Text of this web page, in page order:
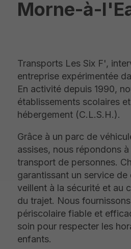
Morne-à-
Transports Les Six F',
entreprise expérimentée
En activité depuis 1990,
établissements scolaires
hébergement (C.L.S.H.).
Grâce à un parc de
assises, nous répondons
transport de personnes.
garantissant un service
veillent à la sécurité et au
du trajet. Nous
périscolaire fiable et
soin pour respecter les
enfants.